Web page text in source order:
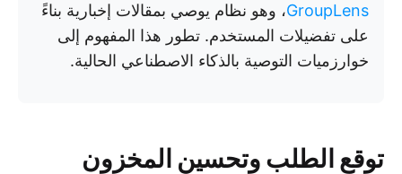
GroupLens، وهو نظام يوصي بمقالات إخبارية بناءً
على تفضيلات المستخدم. تطور هذا المفهوم إلى
خوارزميات التوصية بالذكاء الاصطناعي الحالية.
توقع الطلب وتحسين المخزون